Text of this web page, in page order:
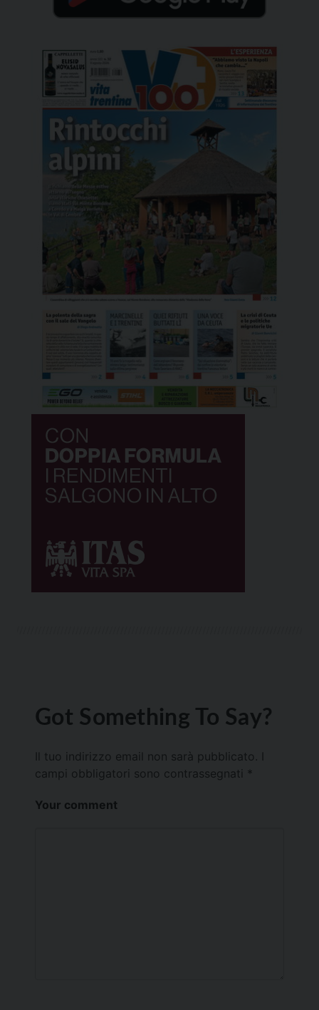
Got Something To Say?
Il tuo indirizzo email non sarà pubblicato.
campi obbligatori sono contrassegnati *
Your comment